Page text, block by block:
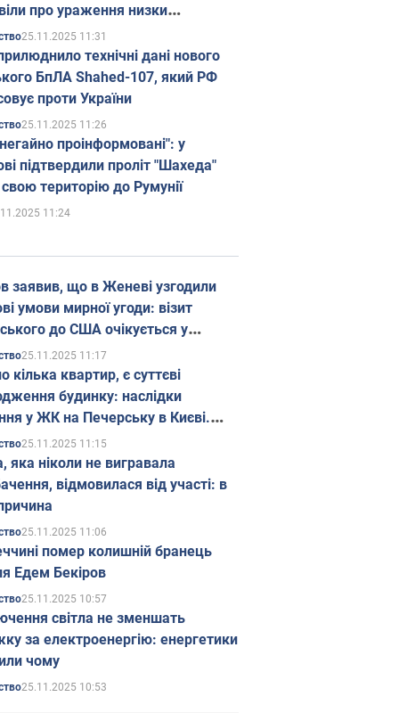
про ураження низки
об'єктів Росії
25.11.2025 11:31
технічні дані нового
БпЛА Shahed-107, який РФ
проти України
25.11.2025 11:26
проінформовані": у
підтвердили проліт "Шахеда"
територію до Румунії
11:24
заявив, що в Женеві узгодили
умови мирної угоди: візит
до США очікується у
25.11.2025 11:17
кілька квартир, є суттєві
будинку: наслідки
у ЖК на Печерську в Києві.
25.11.2025 11:15
яка ніколи не вигравала
відмовилася від участі: в
25.11.2025 11:06
помер колишній бранець
Едем Бекіров
25.11.2025 10:57
світла не зменшать
за електроенергію: енергетики
чому
25.11.2025 10:53